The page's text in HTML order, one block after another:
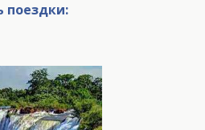
поездки: